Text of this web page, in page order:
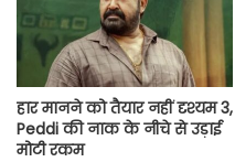
हार मानने को तैयार नहीं दृश्यम 3,
Peddi की नाक के नीचे से उड़ाई
मोटी रकम